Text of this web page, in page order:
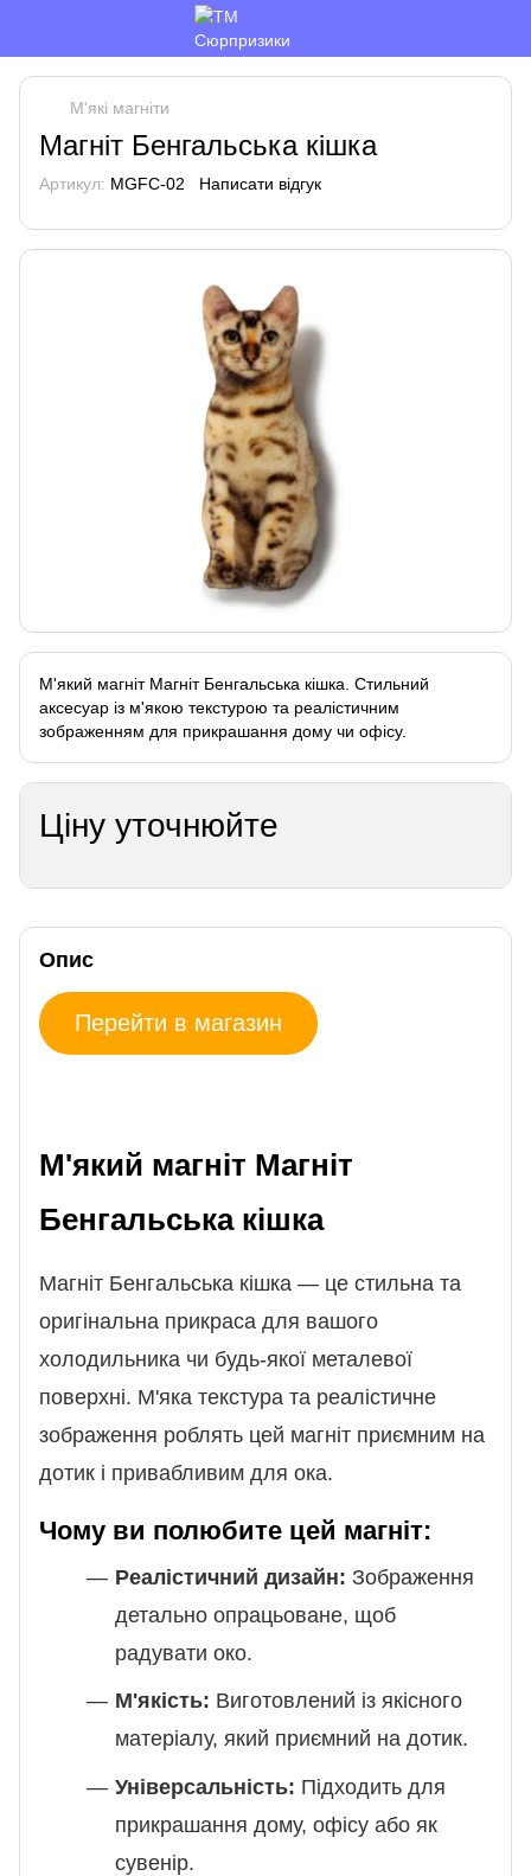
М'які магніти
Магніт Бенгальська кішка
Артикул: MGFC-02 Написати відгук
М'який магніт Магніт Бенгальська кішка. Стильний
аксесуар із м'якою текстурою та реалістичним
зображенням для прикрашання дому чи офісу.
Ціну уточнюйте
Опис
Перейти в магазин
М'який магніт Магніт
Бенгальська кішка
Магніт Бенгальська кішка — це стильна та
оригінальна прикраса для вашого
холодильника чи будь-якої металевої
поверхні. М'яка текстура та реалістичне
зображення роблять цей магніт приємним на
дотик і привабливим для ока.
Чому ви полюбите цей магніт:
Реалістичний дизайн: Зображення
детально опрацьоване, щоб
радувати око.
М'якість: Виготовлений із якісного
матеріалу, який приємний на дотик.
Універсальність: Підходить для
прикрашання дому, офісу або як
сувенір.